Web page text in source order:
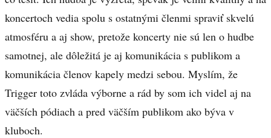
koncertoch vedia spolu s ostatnými členmi spraviť skvelú
atmosféru a aj show, pretože koncerty nie sú len o hudbe
samotnej, ale dôležitá je aj komunikácia s publikom a
komunikácia členov kapely medzi sebou. Myslím, že
Trigger toto zvláda výborne a rád by som ich videl aj na
väčších pódiach a pred väčším publikom ako býva v
kluboch.